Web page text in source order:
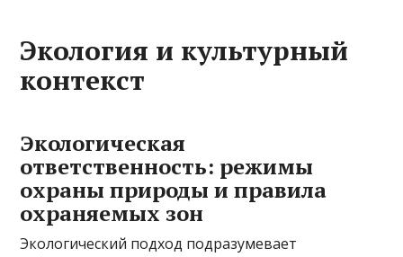
Экология и культурный
контекст
Экологическая
ответственность: режимы
охраны природы и правила
охраняемых зон
Экологический подход подразумевает